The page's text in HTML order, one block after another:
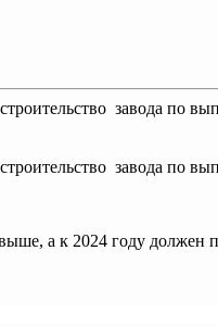
завода по
завода по
а к 2024 году должен